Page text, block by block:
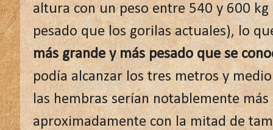
altura con un peso entre 540 y 600 kg
pesado que los gorilas actuales), lo
más grande y más pesado que se
podía alcanzar los tres metros y
las hembras serían notablemente más
aproximadamente con la mitad de